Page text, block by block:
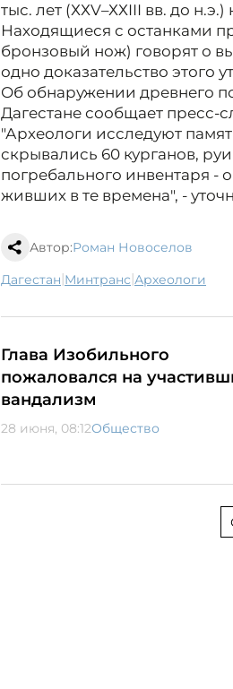
тыс. лет (ХХV–ХХIII вв. до
Находящиеся с останками
бронзовый нож) говорят о
одно доказательство этого
Об обнаружении древнего
Дагестане сообщает пресс-
"Археологи исследуют
скрывались 60 курганов,
погребального инвентаря
живших в те времена", -
Автор:Роман Новоселов
Дагестан| минтранс| археологи
Глава Изобильного
пожаловался на
вандализм
28 июня, 08:12Общество